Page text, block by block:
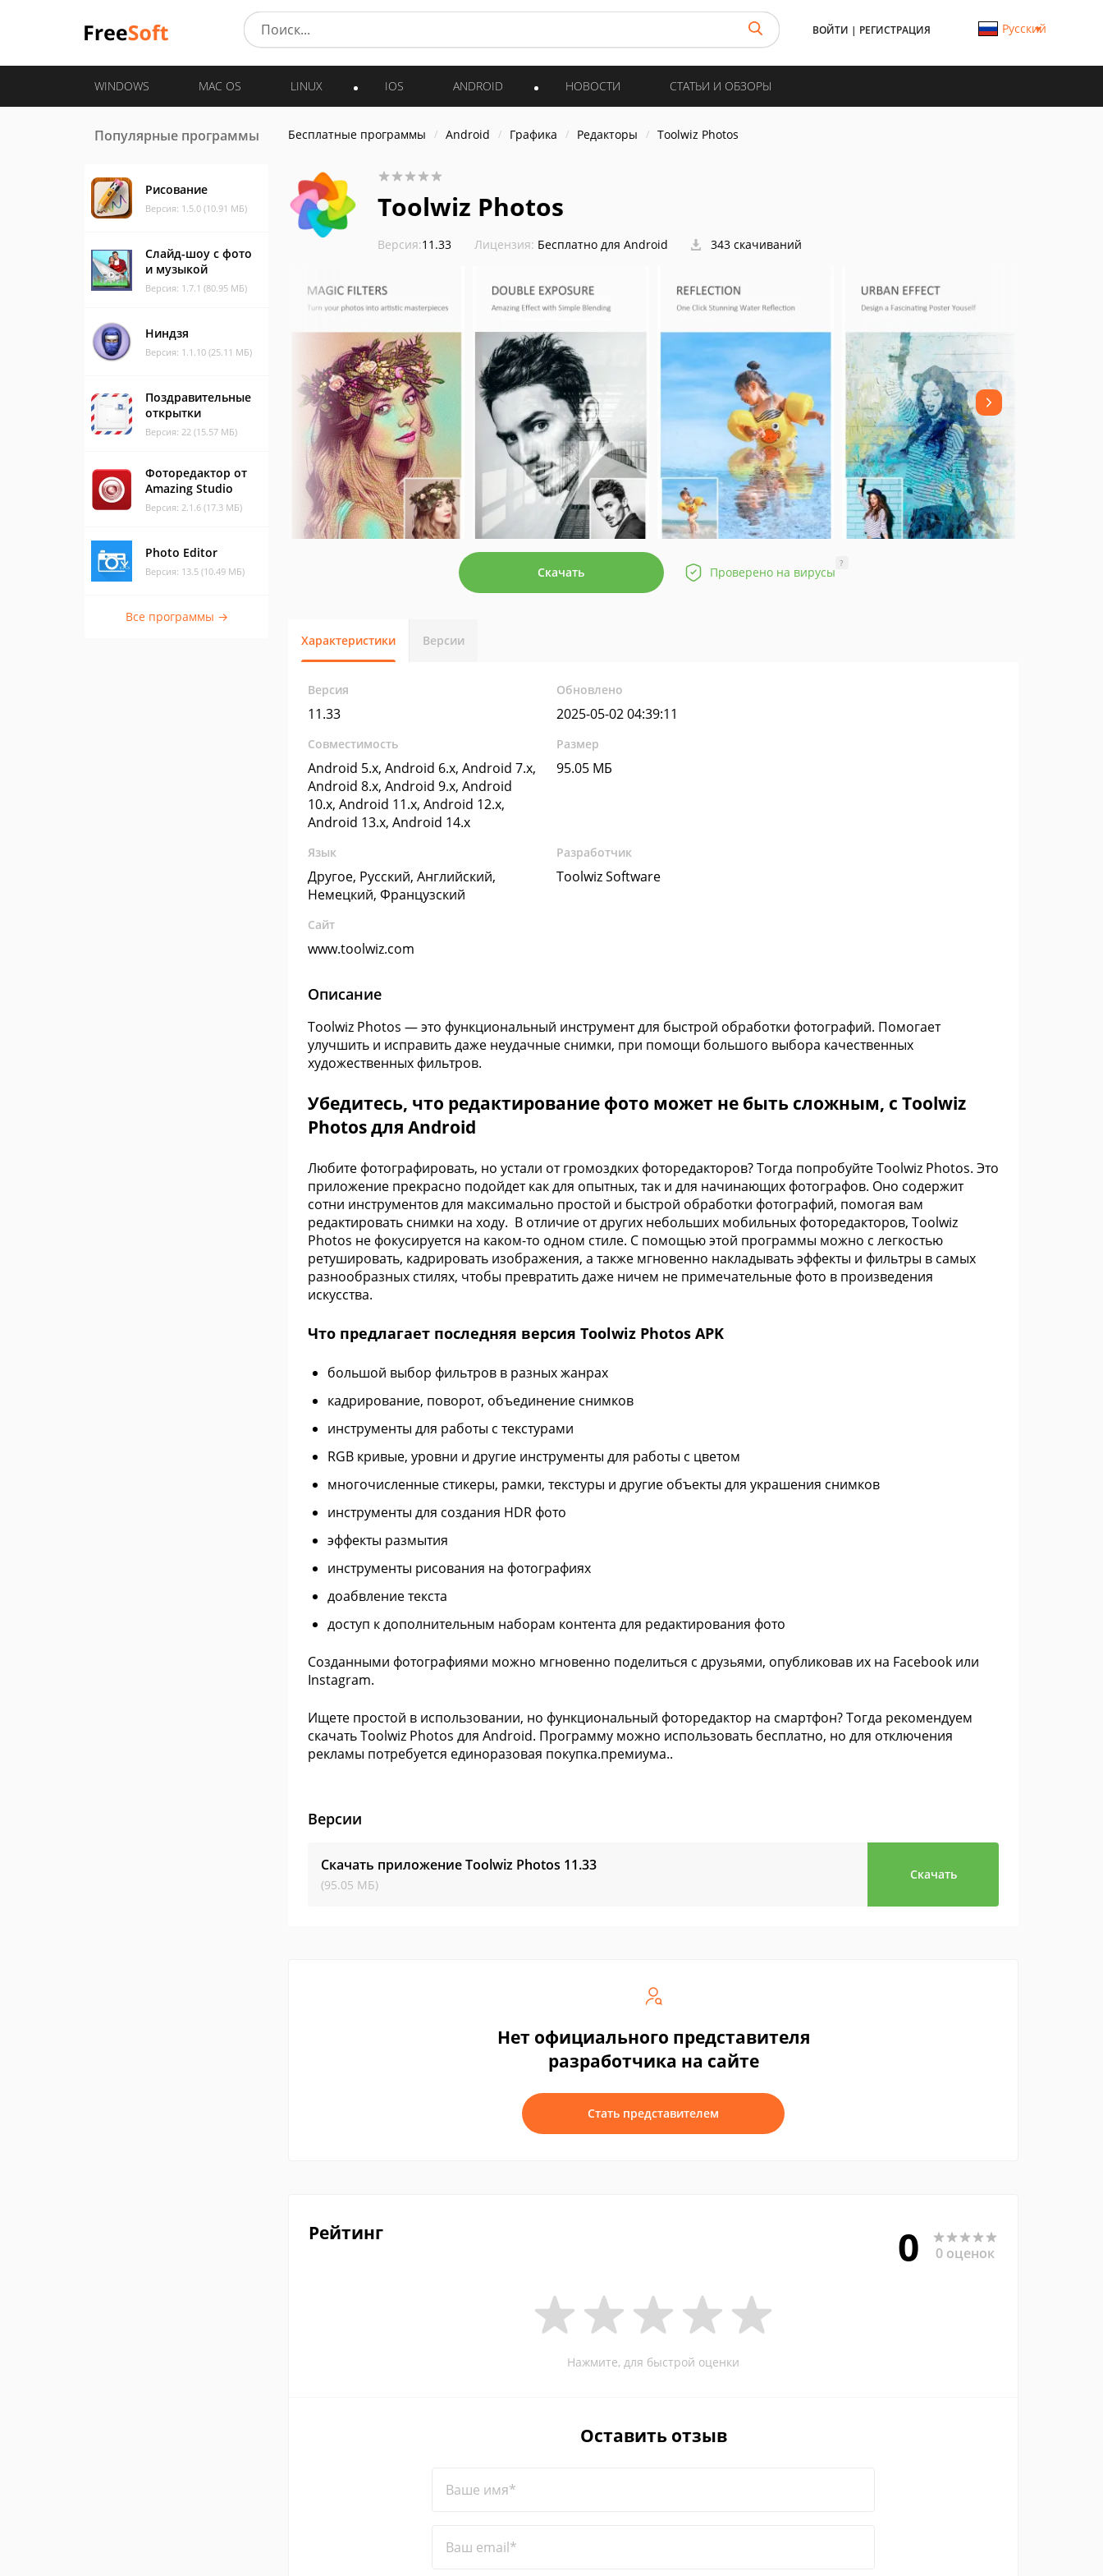
ВОЙТИ | РЕГИСТРАЦИЯ Русский
WINDOWS MAC OS LINUX IOS ANDROID НОВОСТИ СТАТЬИ И ОБЗОРЫ
Популярные программы
Рисование
Версия: 1.5.0 (10.91 МБ)
Слайд-шоу с фото
и музыкой
Версия: 1.7.1 (80.95 МБ)
Ниндзя
Версия: 1.1.10 (25.11 МБ)
Поздравительные
открытки
Версия: 22 (15.57 МБ)
Фоторедактор от
Amazing Studio
Версия: 2.1.6 (17.3 МБ)
Photo Editor
Версия: 13.5 (10.49 МБ)
Все программы →
Бесплатные программы Android Графика Редакторы Toolwiz Photos
Toolwiz Photos
Версия:11.33 Лицензия: Бесплатно для Android 343 скачиваний
Скачать Проверено на вирусы
?
Характеристики Версии
Версия
11.33
Обновлено
2025-05-02 04:39:11
Совместимость
Android 5.x, Android 6.x, Android 7.x,
Android 8.x, Android 9.x, Android
10.x, Android 11.x, Android 12.x,
Android 13.x, Android 14.x
Размер
95.05 МБ
Язык
Другое, Русский, Английский,
Немецкий, Французский
Разработчик
Toolwiz Software
Сайт
www.toolwiz.com
Описание
Toolwiz Photos — это функциональный инструмент для быстрой обработки фотографий. Помогает
улучшить и исправить даже неудачные снимки, при помощи большого выбора качественных
художественных фильтров.
Убедитесь, что редактирование фото может не быть сложным, с Toolwiz
Photos для Android
Любите фотографировать, но устали от громоздких фоторедакторов? Тогда попробуйте Toolwiz Photos. Это
приложение прекрасно подойдет как для опытных, так и для начинающих фотографов. Оно содержит
сотни инструментов для максимально простой и быстрой обработки фотографий, помогая вам
редактировать снимки на ходу. В отличие от других небольших мобильных фоторедакторов, Toolwiz
Photos не фокусируется на каком-то одном стиле. С помощью этой программы можно с легкостью
ретушировать, кадрировать изображения, а также мгновенно накладывать эффекты и фильтры в самых
разнообразных стилях, чтобы превратить даже ничем не примечательные фото в произведения
искусства.
Что предлагает последняя версия Toolwiz Photos APK
большой выбор фильтров в разных жанрах
кадрирование, поворот, объединение снимков
инструменты для работы с текстурами
RGB кривые, уровни и другие инструменты для работы с цветом
многочисленные стикеры, рамки, текстуры и другие объекты для украшения снимков
инструменты для создания HDR фото
эффекты размытия
инструменты рисования на фотографиях
доабвление текста
доступ к дополнительным наборам контента для редактирования фото
Созданными фотографиями можно мгновенно поделиться с друзьями, опубликовав их на Facebook или
Instagram.
Ищете простой в использовании, но функциональный фоторедактор на смартфон? Тогда рекомендуем
скачать Toolwiz Photos для Android. Программу можно использовать бесплатно, но для отключения
рекламы потребуется единоразовая покупка.премиума..
Версии
Скачать приложение Toolwiz Photos 11.33
(95.05 МБ)
Скачать
Нет официального представителя
разработчика на сайте
Стать представителем
Рейтинг 0 0 оценок
Нажмите, для быстрой оценки
Оставить отзыв
Ваше имя*
Ваш email*